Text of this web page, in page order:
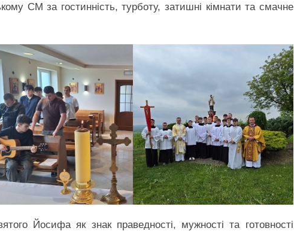
СМ за гостинність, турботу, затишні кімнати та смачне
Йосифа як знак праведності, мужності та готовності